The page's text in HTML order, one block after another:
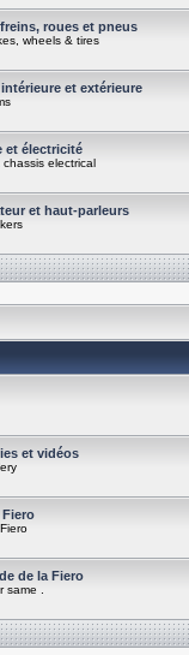
roues et pneus
wheels & tires
et extérieure
et électricité
electrical
et haut-parleurs
et vidéos
de la Fiero
.